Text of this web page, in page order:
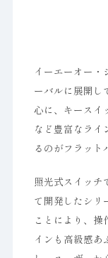
イーエーオー・
ーバルに展開し
心に、キースイ
など豊富なライ
るのがフラット
照光式スイッチ
て開発したシリ
ことにより、
インも高級感あ